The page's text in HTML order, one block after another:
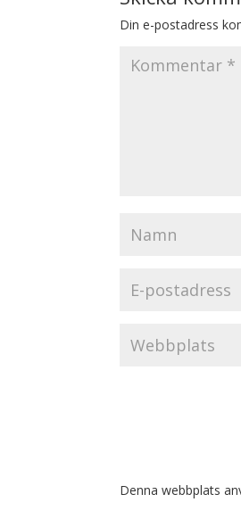
Din e-postadress
Denna webbplats